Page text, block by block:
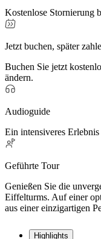
Kostenlose Stornierung
Jetzt buchen, später
Buchen Sie jetzt
ändern.
Audioguide
Ein intensiveres
Geführte Tour
Genießen Sie die
Eiffelturms. Auf einer
aus einer einzigartigen
Highlights